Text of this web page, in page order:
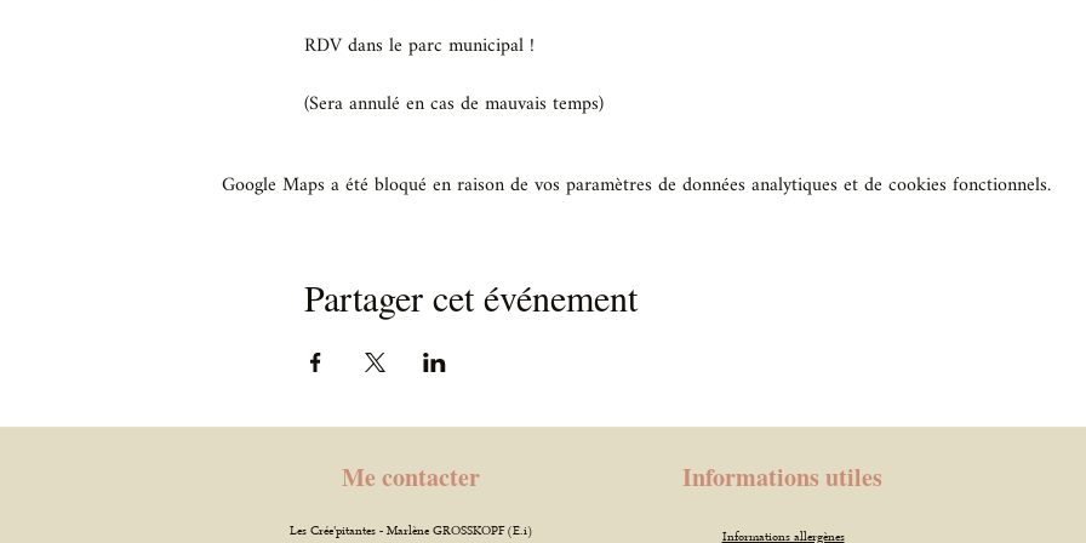
RDV dans le parc municipal !
(Sera annulé en cas de mauvais temps)
Google Maps a été bloqué en raison de vos paramètres de données analytiques et de cookies fonctionnels.
Partager cet événement
Me contacter
Les Crée'pitantes - Marlène GROSSKOPF (E.i)
Informations utiles
Informations allergènes